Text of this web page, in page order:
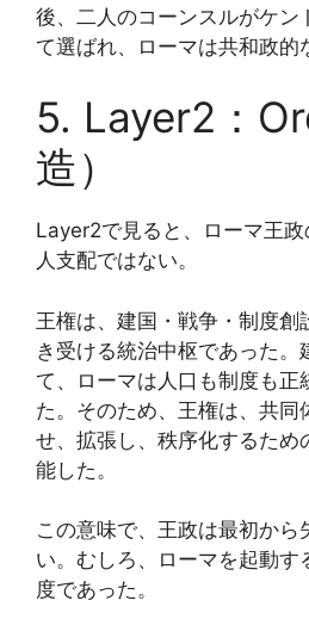
後、二人のコーンスルがケン
て選ばれ、ローマは共和政的
5. Layer2：
造）
Layer2で見ると、ローマ王
人支配ではない。
王権は、建国・戦争・制度創
き受ける統治中枢であった。
て、ローマは人口も制度も正
た。そのため、王権は、共同
せ、拡張し、秩序化するため
能した。
この意味で、王政は最初から
い。むしろ、ローマを起動す
度であった。